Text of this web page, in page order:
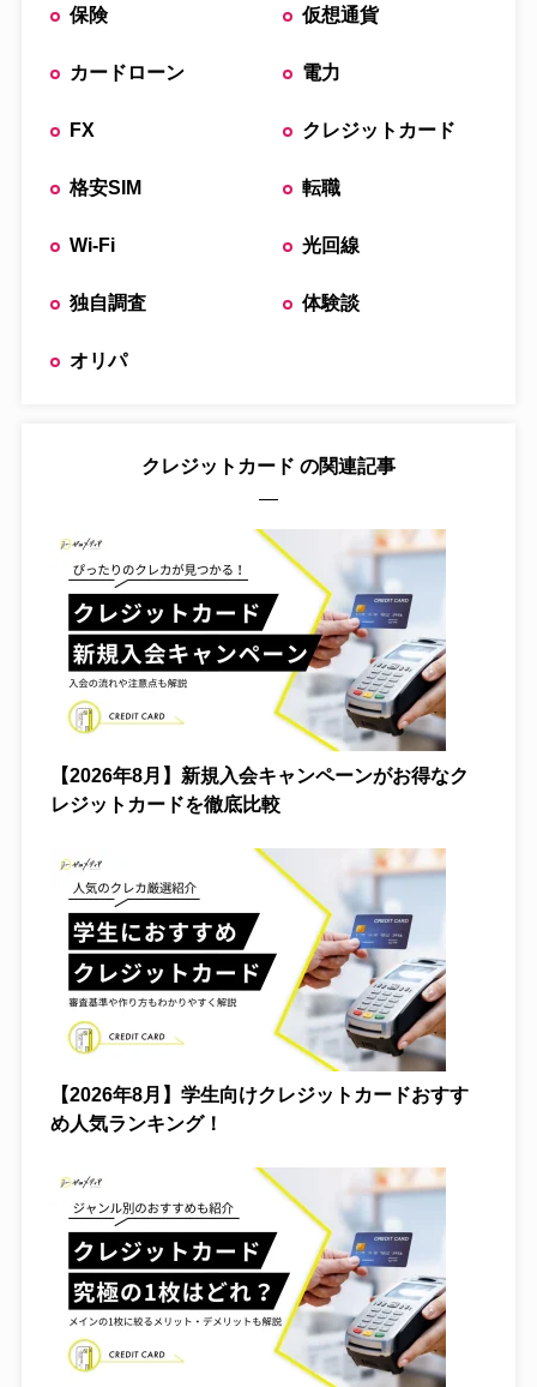
保険 仮想通貨
カードローン 電力
FX クレジットカード
格安SIM 転職
Wi-Fi 光回線
独自調査 体験談
オリパ
クレジットカード の関連記事
【2026年8月】新規入会キャンペーンがお得なク
レジットカードを徹底比較
【2026年8月】学生向けクレジットカードおすす
め人気ランキング！